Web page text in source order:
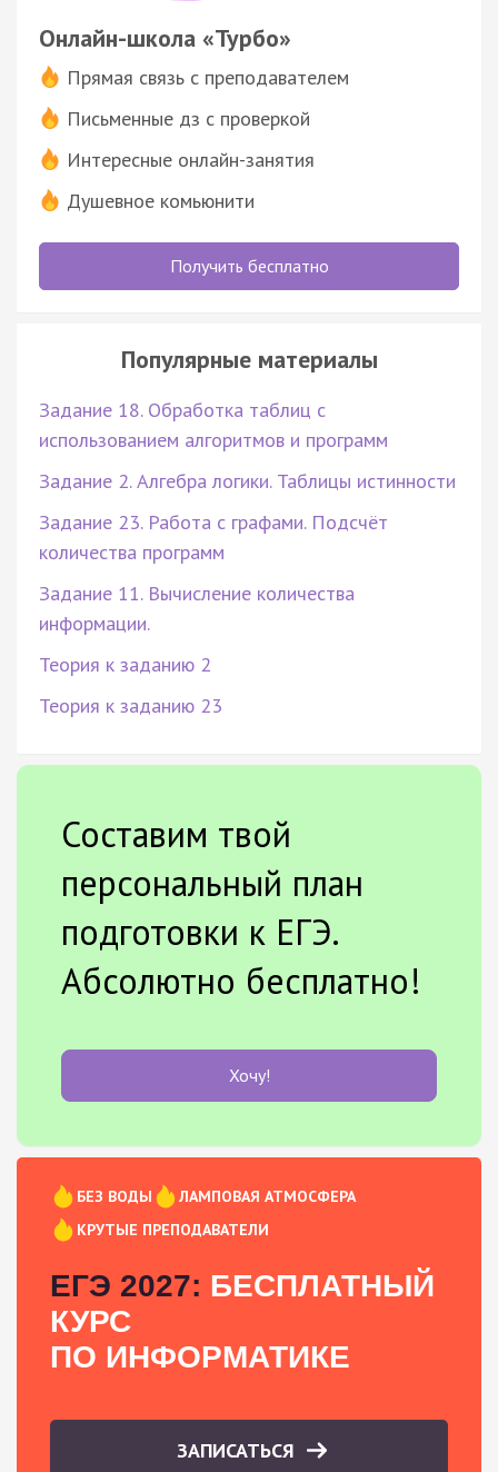
Онлайн-школа «Турбо»
Прямая связь с преподавателем
Письменные дз с проверкой
Интересные онлайн-занятия
Душевное комьюнити
Получить бесплатно
Популярные материалы
Задание 18. Обработка таблиц с
использованием алгоритмов и программ
Задание 2. Алгебра логики. Таблицы истинности
Задание 23. Работа с графами. Подсчёт
количества программ
Задание 11. Вычисление количества
информации.
Теория к заданию 2
Теория к заданию 23
Составим твой
персональный план
подготовки к ЕГЭ.
Абсолютно бесплатно!
Хочу!
БЕЗ ВОДЫ
ЛАМПОВАЯ АТМОСФЕРА
КРУТЫЕ ПРЕПОДАВАТЕЛИ
ЕГЭ 2027: БЕСПЛАТНЫЙ
КУРС
ПО ИНФОРМАТИКЕ
ЗАПИСАТЬСЯ